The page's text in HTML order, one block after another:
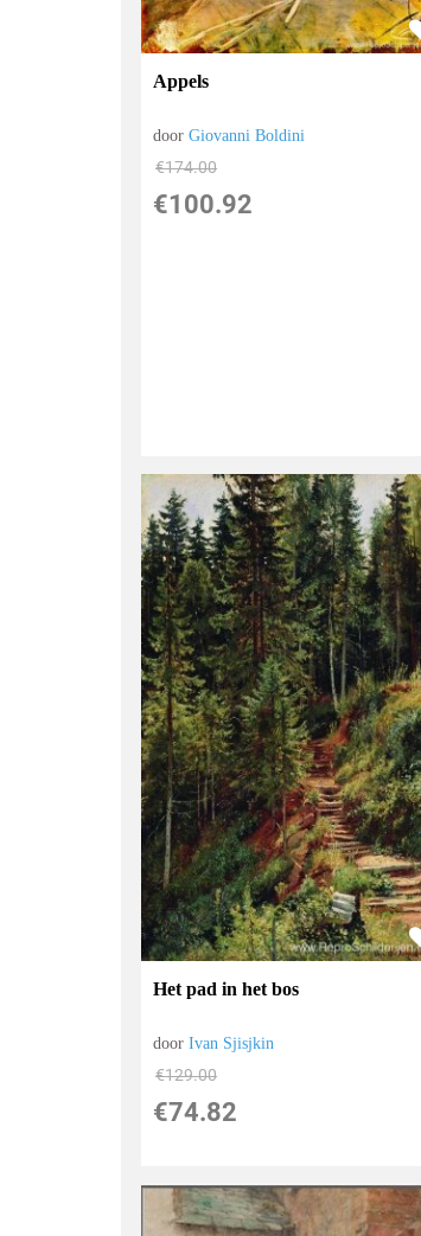
Appels
doorGiovanni Boldini
€174.00
€100.92
Het pad in het bos
doorIvan Sjisjkin
€129.00
€74.82